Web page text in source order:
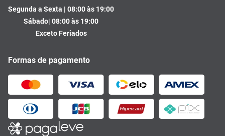
Segunda a Sexta | 08:00 às 19:00
Sábado| 08:00 às 19:00
Exceto Feriados
Formas de pagamento